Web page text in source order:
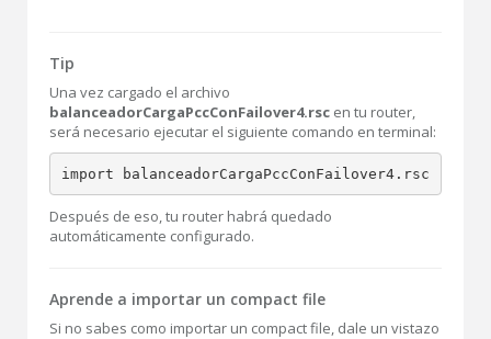
Tip
Una vez cargado el archivo
balanceadorCargaPccConFailover4.rsc en tu router,
será necesario ejecutar el siguiente comando en terminal:
import balanceadorCargaPccConFailover4.rsc
Después de eso, tu router habrá quedado
automáticamente configurado.
Aprende a importar un compact file
Si no sabes como importar un compact file, dale un vistazo